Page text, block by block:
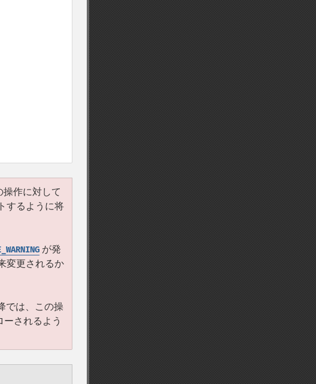
操作に対して
するように将
が発
変更されるか
では、この操
ーされるよう